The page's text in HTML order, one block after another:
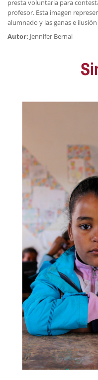
presta voluntaria para
profesor. Esta imagen
alumnado y las ganas e
Autor: Jennifer Bernal